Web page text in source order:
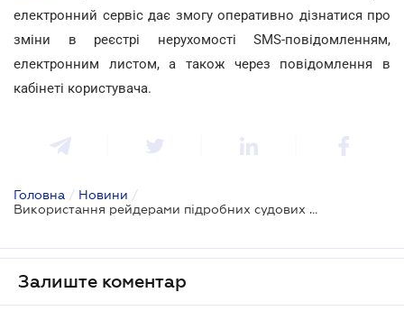
електронний сервіс дає змогу оперативно дізнатися про
зміни в реєстрі нерухомості SMS-повідомленням,
електронним листом, а також через повідомлення в
кабінеті користувача.
Головна / Новини /
Використання рейдерами підробних судових рішень стає систематичним
Залиште коментар